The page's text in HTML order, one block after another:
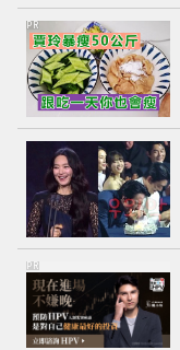
PR
PR